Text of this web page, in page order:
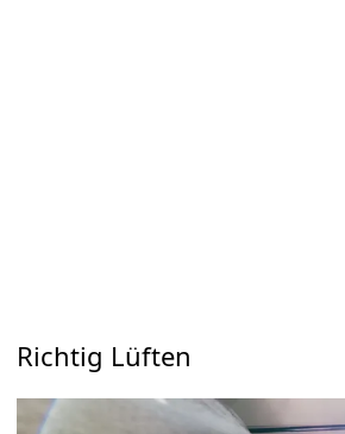
Richtig Lüften